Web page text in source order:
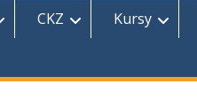
CKZ Kursy